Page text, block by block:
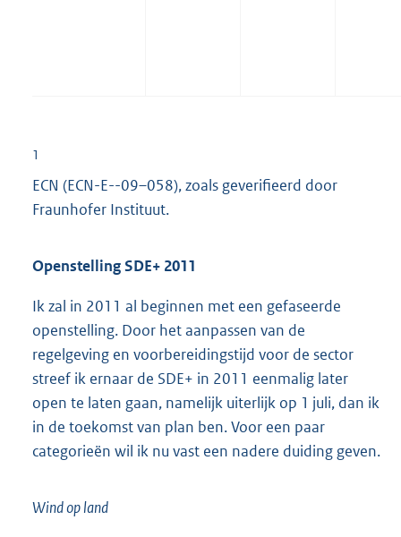
1
ECN (ECN-E--09–058), zoals geverifieerd door
Fraunhofer Instituut.
Openstelling SDE+ 2011
Ik zal in 2011 al beginnen met een gefaseerde
openstelling. Door het aanpassen van de
regelgeving en voorbereidingstijd voor de sector
streef ik ernaar de SDE+ in 2011 eenmalig later
open te laten gaan, namelijk uiterlijk op 1 juli, dan ik
in de toekomst van plan ben. Voor een paar
categorieën wil ik nu vast een nadere duiding geven.
Wind op land